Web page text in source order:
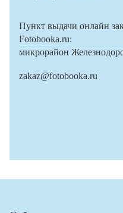
Пункт выдачи онлайн
Fotobooka.ru:
микрорайон
zakaz@fotobooka.ru